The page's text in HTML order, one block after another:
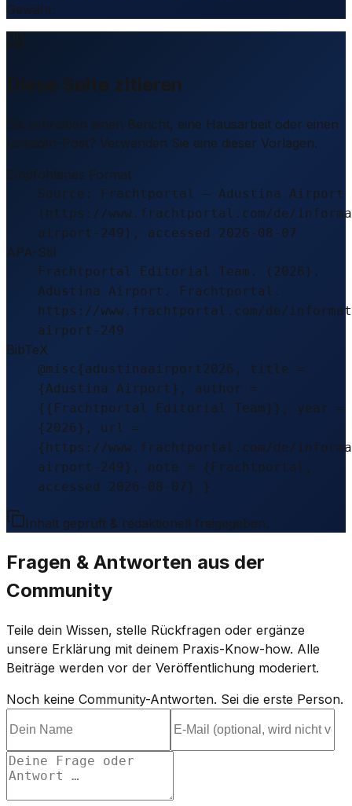
Gewähr.
Diese Seite zitieren
Sie schreiben einen Bericht, eine Hausarbeit oder einen
LinkedIn-Post? Verwenden Sie eine dieser Vorlagen.
Empfohlenes Format
Source: Frachtportal – Adustina Airport
(https://www.frachtportal.com/de/
airport-249), accessed 2026-08-07
APA-Stil
Frachtportal Editorial Team. (2026).
Adustina Airport. Frachtportal.
https://www.frachtportal.com/de/
airport-249
BibTeX
@misc{adustinaairport2026, title =
{Adustina Airport}, author =
{{Frachtportal Editorial Team}}, year =
{2026}, url =
{https://www.frachtportal.com/de/
airport-249}, note = {Frachtportal,
accessed 2026-08-07} }
Inhalt geprüft & redaktionell freigegeben.
Fragen & Antworten aus der
Community
Teile dein Wissen, stelle Rückfragen oder ergänze
unsere Erklärung mit deinem Praxis-Know-how. Alle
Beiträge werden vor der Veröffentlichung moderiert.
Noch keine Community-Antworten. Sei die erste Person.